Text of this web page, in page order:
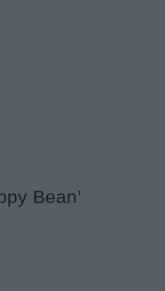
Bean’